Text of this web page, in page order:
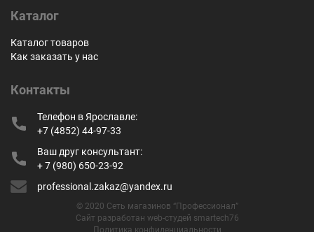
Каталог
Каталог товаров
Как заказать у нас
Контакты
Телефон в Ярославле:
+7 (4852) 44-97-33
Ваш друг консультант:
+ 7 (980) 650-23-92
professional.zakaz@yandex.ru
© 2020 Сеть магазинов “Профессионал”
Сайт разработан web-студей smartech76
Политика конфиденциальности